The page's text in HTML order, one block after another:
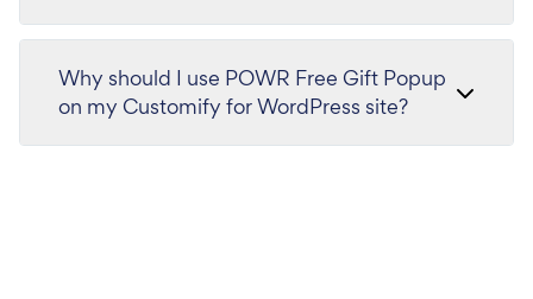
Why should I use POWR Free Gift Popup
on my Customify for WordPress site?